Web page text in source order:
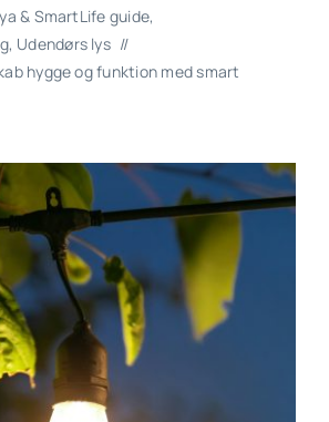
& SmartLife guide
Udendørs lys
hygge og funktion med smart